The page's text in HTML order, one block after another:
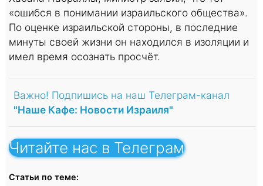
«ошибся в понимании израильского общества».
По оценке израильской стороны, в последние
минуты своей жизни он находился в изоляции и
имел время осознать просчёт.
Важно! Подпишись на наш Телеграм-канал
"Наше Кафе: Новости Израиля"
Читайте нас в Телеграм
Статьи по теме: